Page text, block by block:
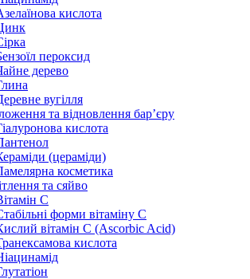
кислота
пероксид
дерево
вугілля
та відновлення бар’єру
кислота
(цераміди)
косметика
та сяйво
С
форми вітаміну С
вітамін С (Ascorbic Acid)
кислота